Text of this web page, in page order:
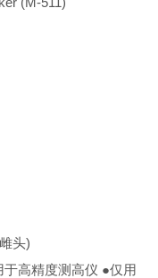
头)
高精度测高仪 ●仅用